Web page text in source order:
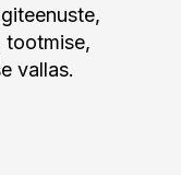
tootmise,
vallas.